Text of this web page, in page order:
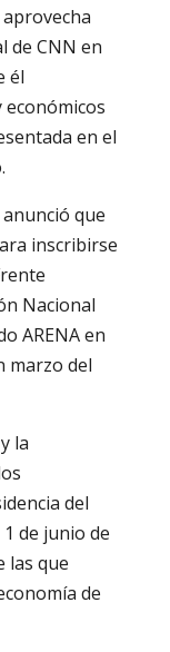
de CNN en
él
en el
que
inscribirse
Nacional
ARENA en
marzo del
la
del
de junio de
las que
de